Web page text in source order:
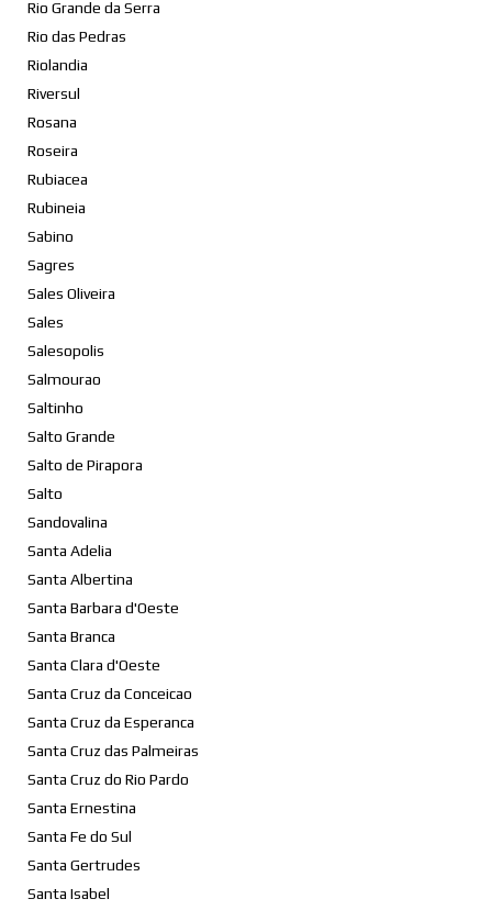
Rio Grande da Serra
Rio das Pedras
Riolandia
Riversul
Rosana
Roseira
Rubiacea
Rubineia
Sabino
Sagres
Sales Oliveira
Sales
Salesopolis
Salmourao
Saltinho
Salto Grande
Salto de Pirapora
Salto
Sandovalina
Santa Adelia
Santa Albertina
Santa Barbara d'Oeste
Santa Branca
Santa Clara d'Oeste
Santa Cruz da Conceicao
Santa Cruz da Esperanca
Santa Cruz das Palmeiras
Santa Cruz do Rio Pardo
Santa Ernestina
Santa Fe do Sul
Santa Gertrudes
Santa Isabel